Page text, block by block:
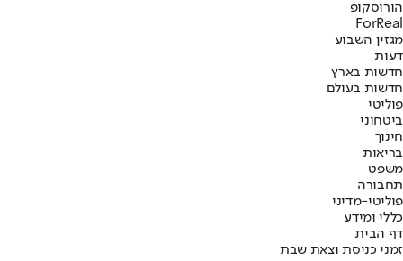
הורוסקופ
ForReal
מגזין השבוע
דעות
חדשות בארץ
חדשות בעולם
פוליטי
ביטחוני
חינוך
בריאות
משפט
תחבורה
פוליטי-מדיני
כללי ומידע
דף הבית
זמני כניסת וצאת שבת